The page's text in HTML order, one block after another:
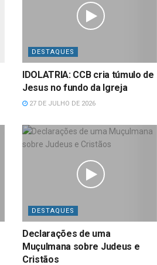
DESTAQUES
IDOLATRIA: CCB cria túmulo de
Jesus no fundo da Igreja
27 DE JULHO DE 2026
DESTAQUES
Declarações de uma
Muçulmana sobre Judeus e
Cristãos